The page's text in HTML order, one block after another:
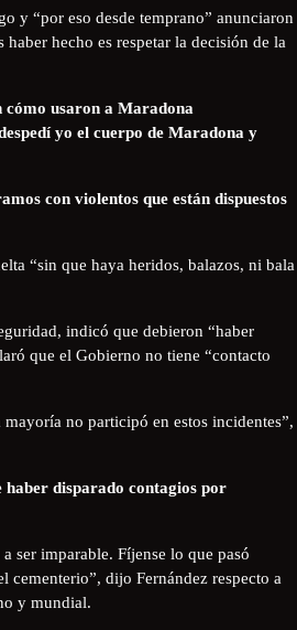
y “por eso desde temprano” anunciaron
hecho es respetar la decisión de la
cómo usaron a Maradona
yo el cuerpo de Maradona y
con violentos que están dispuestos
“sin que haya heridos, balazos, ni bala
indicó que debieron “haber
que el Gobierno no tiene “contacto
no participó en estos incidentes”,
haber disparado contagios por
ser imparable. Fíjense lo que pasó
cementerio”, dijo Fernández respecto a
y mundial.